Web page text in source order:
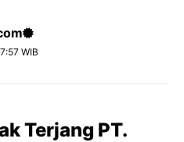
WIB
Terjang PT.